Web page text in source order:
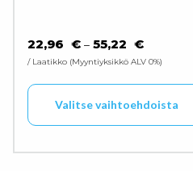
22,96 € – 55,22 €
/ Laatikko Myyntiyksikkö ALV 0%
Valitse vaihtoehdoista